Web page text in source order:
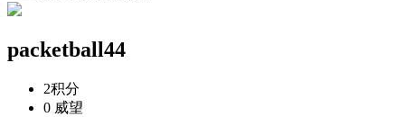
packetball44
2积分
0 威望